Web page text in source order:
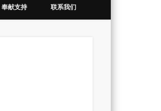
奉献支持 联系我们